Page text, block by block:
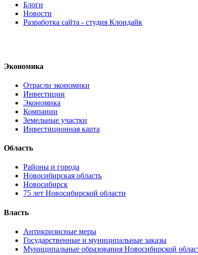
Блоги
Новости
Разработка сайта - студия Клондайк
Экономика
Отрасли экономики
Инвестиции
Экономика
Компании
Земельные участки
Инвестиционная карта
Область
Районы и города
Новосибирская область
Новосибирск
75 лет Новосибирской области
Власть
Антикризисные меры
Государственные и муниципальные заказы
Муниципальные образования Новосибирской